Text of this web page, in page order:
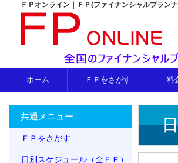
ＦＰオンライン｜ＦＰ(ファイナンシャルプラン
ホーム ＦＰをさがす 料
共通メニュー
ＦＰをさがす
日別スケジュール（全ＦＰ）